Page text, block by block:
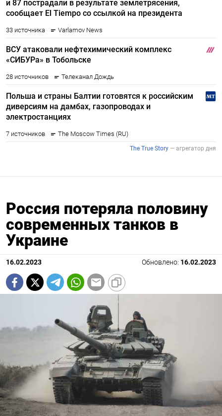
Россия потеряла половину
современных танков в
Украине
16.02.2023 Обновлено: 16.02.2023